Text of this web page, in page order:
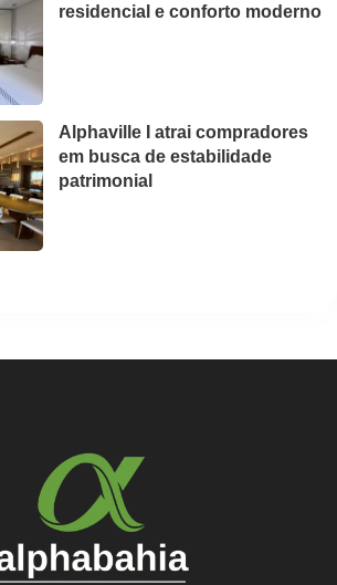
residencial e conforto moderno
Alphaville I atrai compradores
em busca de estabilidade
patrimonial